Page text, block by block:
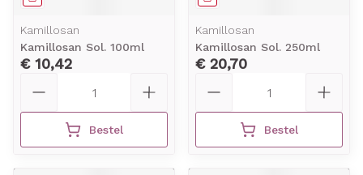
Kamillosan
Kamillosan Sol. 100ml
€ 10,42
Bestel
Kamillosan
Kamillosan Sol. 250ml
€ 20,70
Bestel